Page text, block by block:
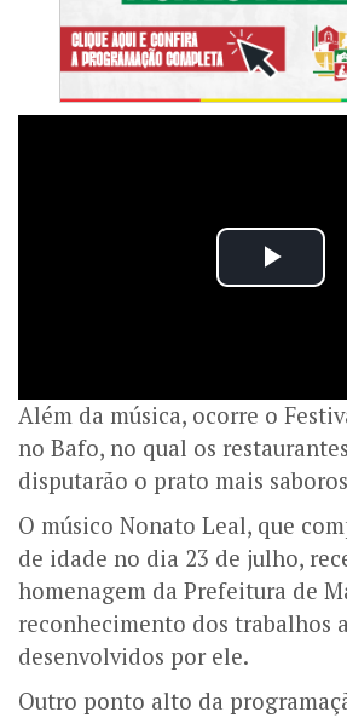
Além da música, ocorre o
no Bafo, no qual os
disputarão o prato mais
O músico Nonato Leal, que
de idade no dia 23 de julho,
homenagem da Prefeitura de
reconhecimento dos trabalhos
desenvolvidos por ele.
Outro ponto alto da